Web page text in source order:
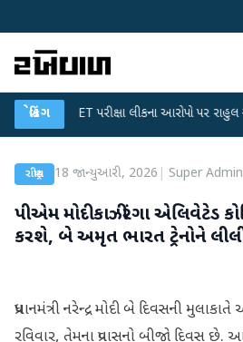
બ્રેકિંગ
NET પરીક્ષા લીકના આરોપો પર રાહુલ ગાંધીએ કેન્દ્ર
રાષ્ટ્રીય 18 જાન્યુઆરી, 2026 Super Admin
પીએમ મોદી કાઝીરંગા એલિવેટેડ
કરશે, બે અમૃત ભારત ટ્રેનોને
પ્રધાનમંત્રી નરેન્દ્ર મોદી બે દિવસની
રવિવાર, તેમના પ્રવાસનો બીજો દિવસ